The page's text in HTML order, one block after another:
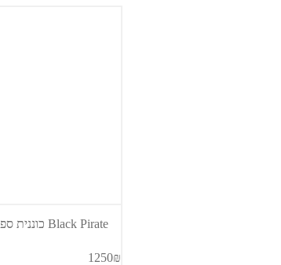
Black Pirate כוננית ספרים
1250₪